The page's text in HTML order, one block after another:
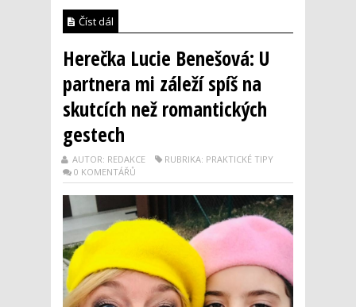
Číst dál
Herečka Lucie Benešová: U
partnera mi záleží spíš na
skutcích než romantických
gestech
AUTOR: REDAKCE
RUBRIKA: PRAKTICKÉ TIPY
0 KOMENTÁŘŮ